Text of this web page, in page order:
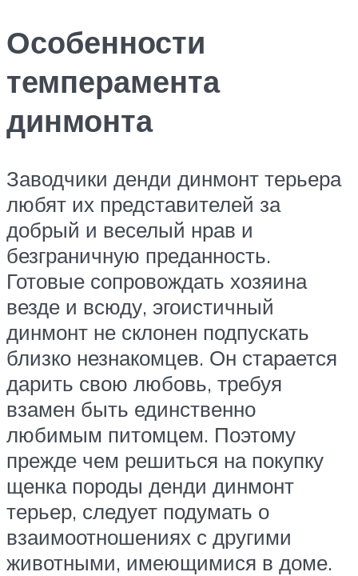
Особенности
темперамента
динмонта
Заводчики денди динмонт терьера
любят их представителей за
добрый и веселый нрав и
безграничную преданность.
Готовые сопровождать хозяина
везде и всюду, эгоистичный
динмонт не склонен подпускать
близко незнакомцев. Он старается
дарить свою любовь, требуя
взамен быть единственно
любимым питомцем. Поэтому
прежде чем решиться на покупку
щенка породы денди динмонт
терьер, следует подумать о
взаимоотношениях с другими
животными, имеющимися в доме.